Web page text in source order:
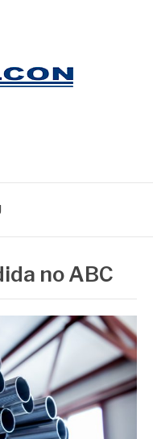
no ABC